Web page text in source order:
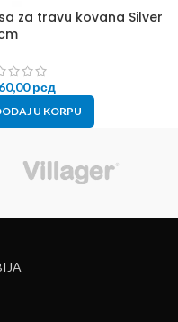
za travu kovana Silver
рсд
U KORPU